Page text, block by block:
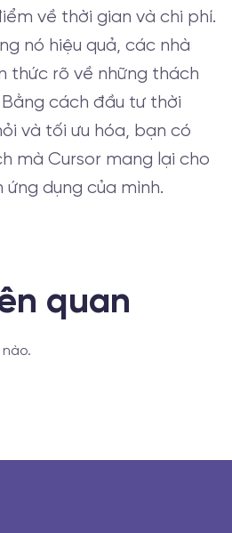
về thời gian và chi phí.
nó hiệu quả, các nhà
thức rõ về những thách
cách đầu tư thời
và tối ưu hóa, bạn có
mà Cursor mang lại cho
dụng của mình.
quan